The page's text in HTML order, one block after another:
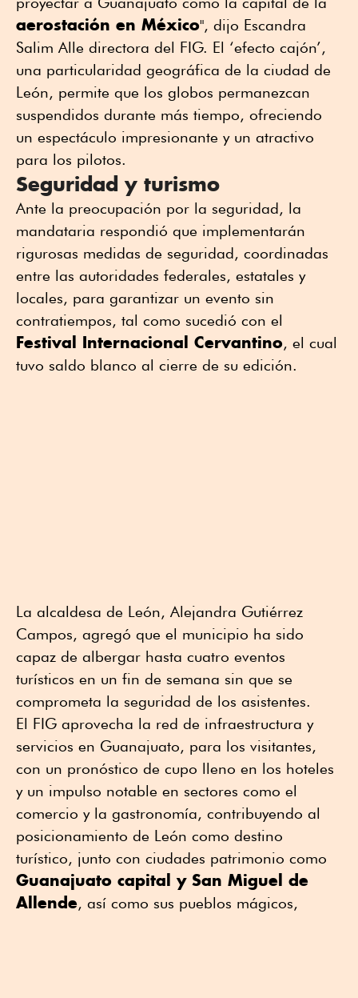
aerostación en México", dijo Escandra
Salim Alle directora del FIG. El ‘efecto cajón’,
una particularidad geográfica de la ciudad de
León, permite que los globos permanezcan
suspendidos durante más tiempo, ofreciendo
un espectáculo impresionante y un atractivo
para los pilotos.
Seguridad y turismo
Ante la preocupación por la seguridad, la
mandataria respondió que implementarán
rigurosas medidas de seguridad, coordinadas
entre las autoridades federales, estatales y
locales, para garantizar un evento sin
contratiempos, tal como sucedió con el
Festival Internacional Cervantino, el cual
tuvo saldo blanco al cierre de su edición.
La alcaldesa de León, Alejandra Gutiérrez
Campos, agregó que el municipio ha sido
capaz de albergar hasta cuatro eventos
turísticos en un fin de semana sin que se
comprometa la seguridad de los asistentes.
El FIG aprovecha la red de infraestructura y
servicios en Guanajuato, para los visitantes,
con un pronóstico de cupo lleno en los hoteles
y un impulso notable en sectores como el
comercio y la gastronomía, contribuyendo al
posicionamiento de León como destino
turístico, junto con ciudades patrimonio como
Guanajuato capital y San Miguel de
Allende, así como sus pueblos mágicos,